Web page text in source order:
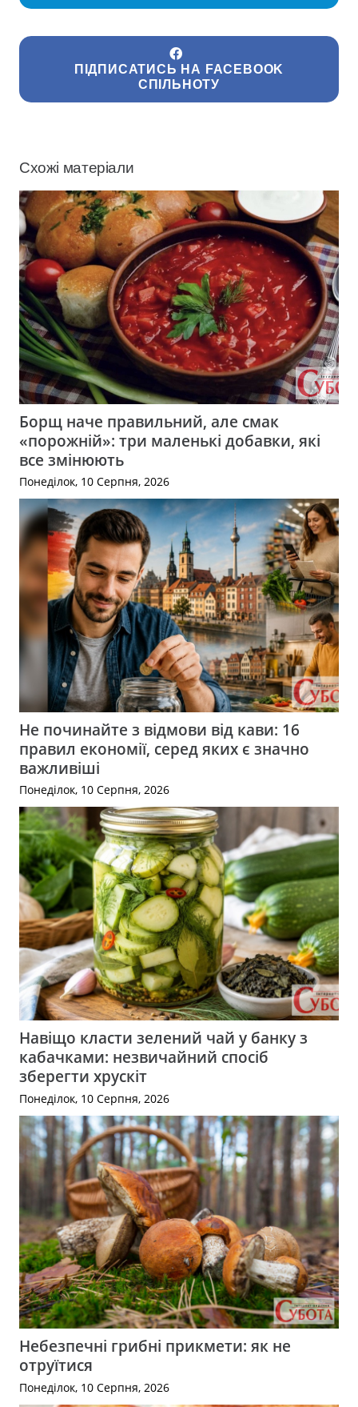
ПІДПИСАТИСЬ НА FACEBOOK
СПІЛЬНОТУ
Схожі матеріали
Борщ наче правильний, але смак
«порожній»: три маленькі добавки, які
все змінюють
Понеділок, 10 Серпня, 2026
Не починайте з відмови від кави: 16
правил економії, серед яких є значно
важливіші
Понеділок, 10 Серпня, 2026
Навіщо класти зелений чай у банку з
кабачками: незвичайний спосіб
зберегти хрускіт
Понеділок, 10 Серпня, 2026
Небезпечні грибні прикмети: як не
отруїтися
Понеділок, 10 Серпня, 2026